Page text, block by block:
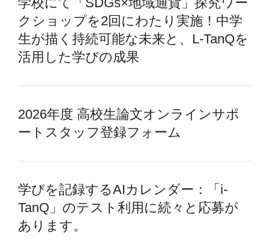
クショップを2回にわたり実施！中学
生が描く持続可能な未来と、L-TanQを
活用した学びの成果
2026年度 高校生論文オンラインサポ
ートスタッフ登録フォーム
学びを記録するAIカレンダー：「i-
TanQ」のテスト利用に続々と応募が
あります。